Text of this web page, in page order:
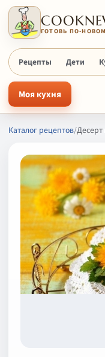
ГОТОВЬ ПО-
Рецепты Дети
Моя кухня
Каталог рецептов/